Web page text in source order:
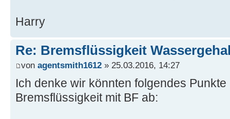
Harry
Re: Bremsflüssigkeit
von agentsmith1612 » 25.03.2016, 14:27
Ich denke wir könnten folgendes
Bremsflüssigkeit mit BF ab: